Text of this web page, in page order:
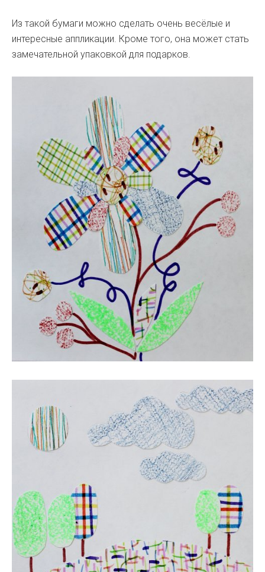
Из такой бумаги можно сделать очень весёлые и
интересные аппликации. Кроме того, она может стать
замечательной упаковкой для подарков.